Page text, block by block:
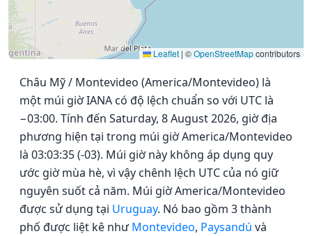
Leaflet | ©OpenStreetMapcontributors
Châu Mỹ / Montevideo (America/Montevideo) là
một múi giờ IANA có độ lệch chuẩn so với UTC là
−03:00. Tính đến Saturday, 8 August 2026, giờ địa
phương hiện tại trong múi giờ America/Montevideo
là 03:03:35 (-03). Múi giờ này không áp dụng quy
ước giờ mùa hè, vì vậy chênh lệch UTC của nó giữ
nguyên suốt cả năm. Múi giờ America/Montevideo
được sử dụng tại Uruguay. Nó bao gồm 3 thành
phố được liệt kê nhưMontevideo, Paysandú và